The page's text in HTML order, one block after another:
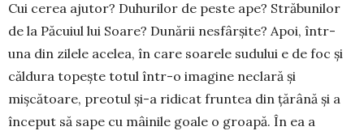
Cui cerea ajutor? Duhurilor de peste ape? Străbunilor
de la Păcuiul lui Soare? Dunării nesfârșite? Apoi, într-
una din zi­lele acelea, în care soarele sudului e de foc și
căldura topește totul într-o imagine neclară și
mișcătoare, preotul și-a ridicat fruntea din țărână și a
început să sape cu mâinile goale o groapă. În ea a